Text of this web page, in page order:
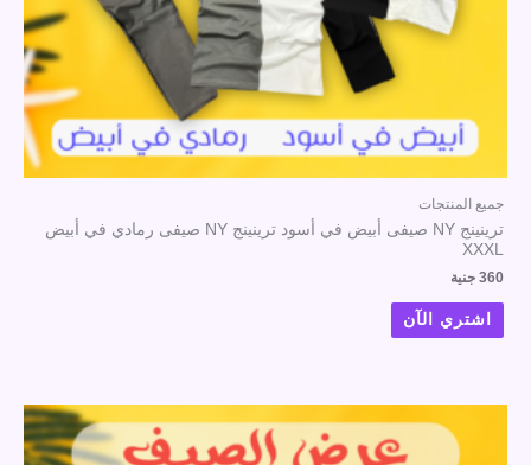
جميع المنتجات
ترينينج NY صيفى أبيض في أسود ترينينج NY صيفى رمادي في أبيض
XXXL
360 جنية
اشتري الآن